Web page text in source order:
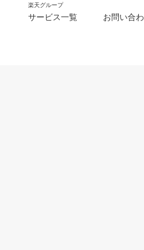
楽天グループ
サービス一覧 お問い合